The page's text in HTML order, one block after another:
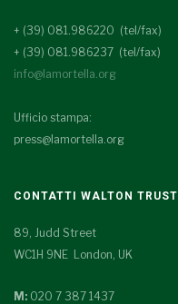
+ (39) 081.986220 (tel/fax)
+ (39) 081.986237 (tel/fax)
info@lamortella.org
Ufficio stampa:
press@lamortella.org
CONTATTI WALTON TRUST
89, Judd Street
WC1H 9NE London, UK
M: 020 7 387 1437